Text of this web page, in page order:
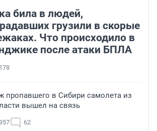
била в людей,
грузили в скорые
Что происходило в
после атаки БПЛА
пропавшего в Сибири самолета из
вышел на связь
62